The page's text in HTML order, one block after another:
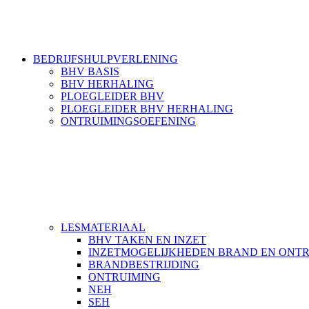
BEDRIJFSHULPVERLENING
BHV BASIS
BHV HERHALING
PLOEGLEIDER BHV
PLOEGLEIDER BHV HERHALING
ONTRUIMINGSOEFENING
LESMATERIAAL
BHV TAKEN EN INZET
INZETMOGELIJKHEDEN BRAND EN
BRANDBESTRIJDING
ONTRUIMING
NEH
SEH